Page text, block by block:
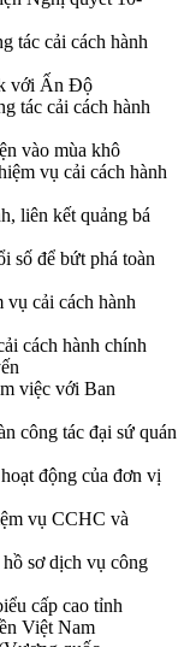
tác cải cách hành
với Ấn Độ
tác cải cách hành
vào mùa khô
vụ cải cách hành
liên kết quảng bá
số để bứt phá toàn
cải cách hành
cách hành chính
việc với Ban
công tác đại sứ quán
động của đơn vị
vụ CCHC và
sơ dịch vụ công
cấp cao tỉnh
Việt Nam